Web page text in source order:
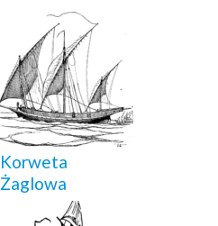
Korweta
Żaglowa